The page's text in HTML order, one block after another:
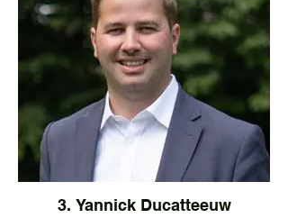
3. Yannick Ducatteeuw